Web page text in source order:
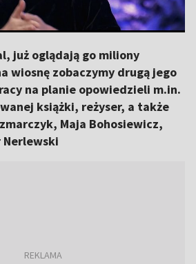
już oglądają go miliony
wiosnę zobaczymy drugą jego
na planie opowiedzieli m.in.
książki, reżyser, a także
Maja Bohosiewicz,
Nerlewski